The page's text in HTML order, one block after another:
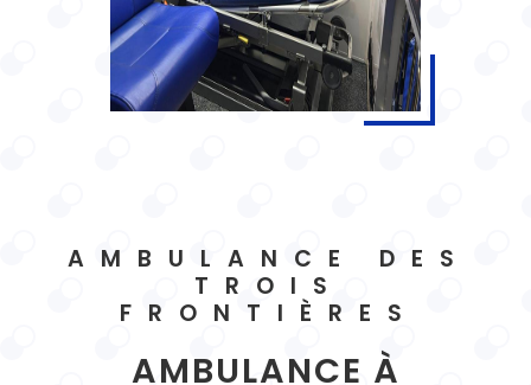
AMBULANCE DES
TROIS
FRONTIÈRES
AMBULANCE À